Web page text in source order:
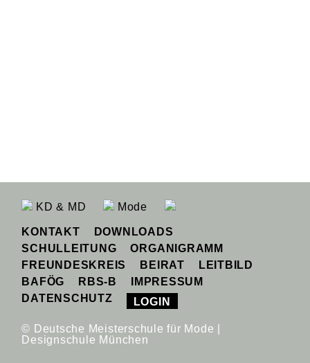
KD & MD Mode
KONTAKT
DOWNLOADS
SCHULLEITUNG
ORGANIGRAMM
FREUNDESKREIS
BEIRAT
LEITBILD
BAFÖG
RBS-B
IMPRESSUM
DATENSCHUTZ
LOGIN
© Deutsche Meisterschule für Mode |
Designschule München